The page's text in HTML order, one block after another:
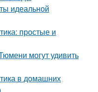
идеальной
простые и
могут удивить
в домашних